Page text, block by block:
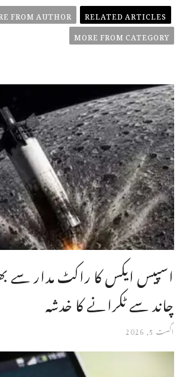
RELATED ARTICLES
FROM AUTHOR
MORE FROM CATEGORY
اسپیس ایکس کا راکٹ مدار سے
چاند سے ٹکرانے کا خدشہ
اگست 5, 2026